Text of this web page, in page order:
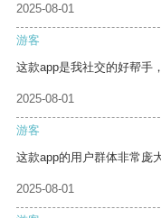
2025-08-01
游客
这款app是我社交的好帮手
2025-08-01
游客
这款app的用户群体非常庞
2025-08-01